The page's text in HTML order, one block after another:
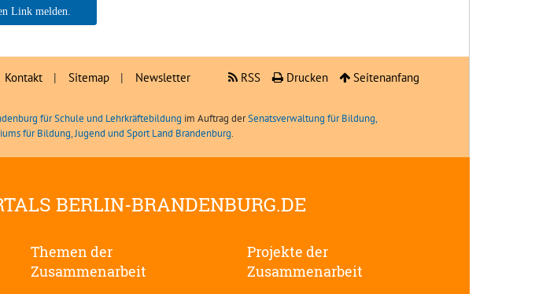
Referent für
Kontakt | Sitemap | Newsletter RSS Drucken Seitenanfang
für Schule und Lehrkräftebildung im Auftrag derSenatsverwaltung für Bildung,
für Bildung, Jugend und Sport Land Brandenburg.
BERLIN-BRANDENBURG.DE
Themen der
Zusammenarbeit
Projekte der
Zusammenarbeit